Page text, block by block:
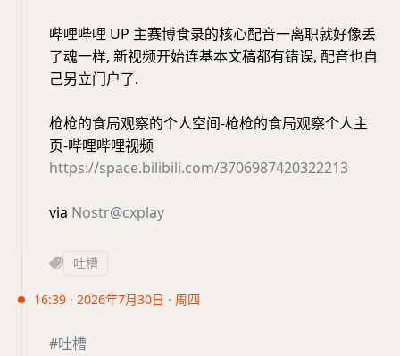
哔哩哔哩 UP 主赛博食录的核心配音一离职就好像丢
了魂一样, 新视频开始连基本文稿都有错误, 配音也自
己另立门户了.
枪枪的食局观察的个人空间-枪枪的食局观察个人主
页-哔哩哔哩视频
https://space.bilibili.com/3706987420322213
via Nostr@cxplay
吐槽
16:39 · 2026年7月30日 · 周四
#吐槽